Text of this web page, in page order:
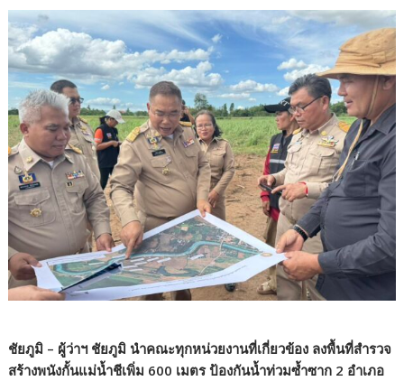
ชัยภูมิ – ผู้ว่าฯ ชัยภูมิ นำคณะทุกหน่วยงานที่เกี่ยวข้อง ลงพื้นที่สำรวจ
สร้างพนังกั้นแม่น้ำชีเพิ่ม 600 เมตร ป้องกันน้ำท่วมซ้ำซาก 2 อำเภอ